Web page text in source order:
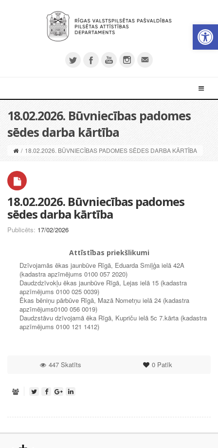
18.02.2026. Būvniecības padomes
sēdes darba kārtība
/ 18.02.2026. BŪVNIECĪBAS PADOMES SĒDES DARBA KĀRTĪBA
18.02.2026. Būvniecības padomes
sēdes darba kārtība
Publicēts: 17/02/2026
Attīstības priekšlikumi
Dzīvojamās ēkas jaunbūve Rīgā, Eduarda Smiļģa ielā 42A
(kadastra apzīmējums 0100 057 2020)
Daudzdzīvokļu ēkas jaunbūve Rīgā, Lejas ielā 15 (kadastra
apzīmējums 0100 025 0039)
Ēkas bēniņu pārbūve Rīgā, Mazā Nometņu ielā 24 (kadastra
apzīmējums0100 056 0019)
Daudzstāvu dzīvojamā ēka Rīgā, Kupriču ielā 5c 7.kārta (kadastra
apzīmējums 0100 121 1412)
0Patīk
447 Skatīts